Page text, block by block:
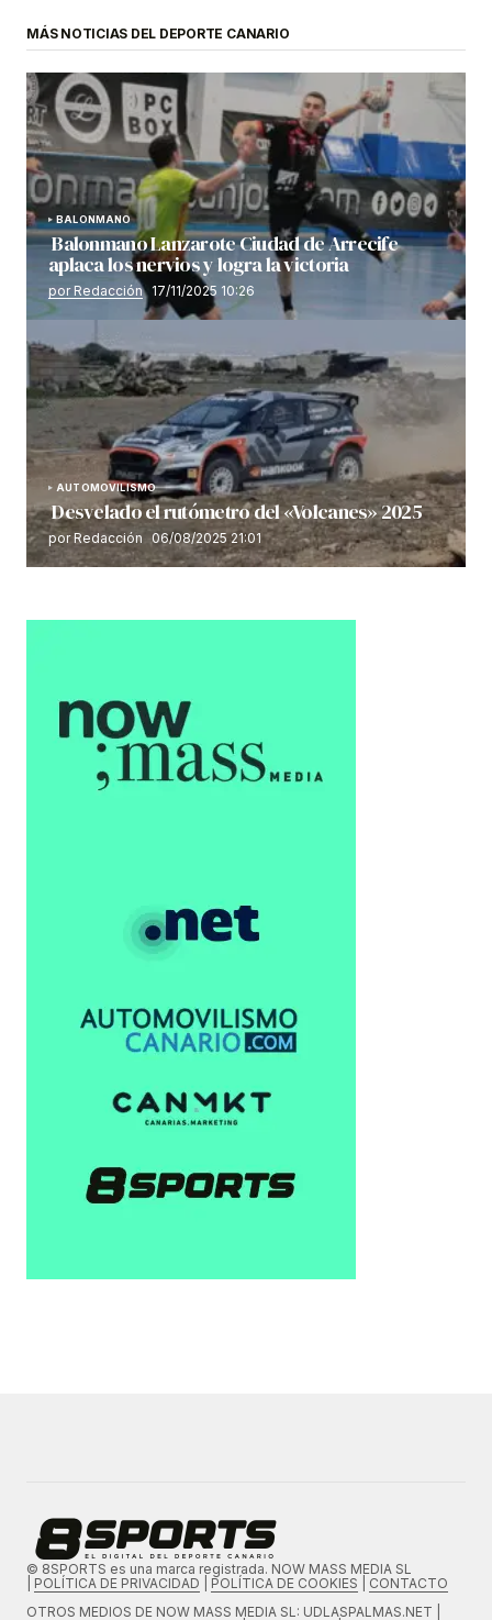
MÁS NOTICIAS DEL DEPORTE CANARIO
BALONMANO
Balonmano Lanzarote Ciudad de Arrecife
aplaca los nervios y logra la victoria
por Redacción 17/11/2025 10:26
AUTOMOVILISMO
Desvelado el rutómetro del «Volcanes» 2025
por Redacción 06/08/2025 21:01
© 8SPORTS es una marca registrada. NOW MASS MEDIA SL
POLÍTICA DE PRIVACIDAD POLÍTICA DE COOKIES
CONTACTO
OTROS MEDIOS DE NOW MASS MEDIA SL: UDLASPALMAS.NET |